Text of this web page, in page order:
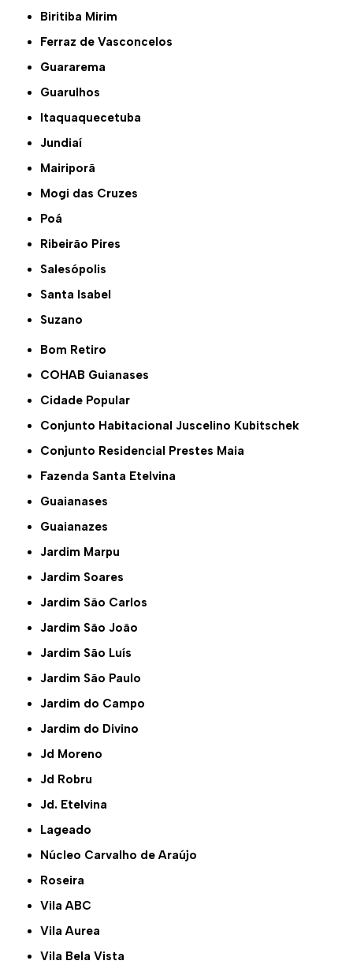
Biritiba Mirim
Ferraz de Vasconcelos
Guararema
Guarulhos
Itaquaquecetuba
Jundiaí
Mairiporã
Mogi das Cruzes
Poá
Ribeirão Pires
Salesópolis
Santa Isabel
Suzano
Bom Retiro
COHAB Guianases
Cidade Popular
Conjunto Habitacional Juscelino Kubitschek
Conjunto Residencial Prestes Maia
Fazenda Santa Etelvina
Guaianases
Guaianazes
Jardim Marpu
Jardim Soares
Jardim São Carlos
Jardim São João
Jardim São Luís
Jardim São Paulo
Jardim do Campo
Jardim do Divino
Jd Moreno
Jd Robru
Jd. Etelvina
Lageado
Núcleo Carvalho de Araújo
Roseira
Vila ABC
Vila Aurea
Vila Bela Vista